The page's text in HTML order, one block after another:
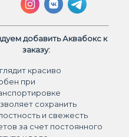
добавить Аквабокс к
заказу:
красиво
при
сохранить
и свежесть
за счет постоянного